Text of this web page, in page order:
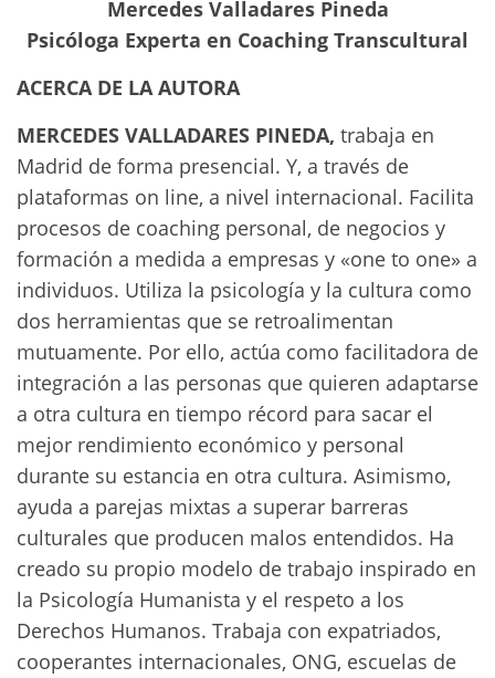
Mercedes Valladares Pineda
Psicóloga Experta en Coaching Transcultural
ACERCA DE LA AUTORA
MERCEDES VALLADARES PINEDA, trabaja en
Madrid de forma presencial. Y, a través de
plataformas on line, a nivel internacional. Facilita
procesos de coaching personal, de negocios y
formación a medida a empresas y «one to one» a
individuos. Utiliza la psicología y la cultura como
dos herramientas que se retroalimentan
mutuamente. Por ello, actúa como facilitadora de
integración a las personas que quieren adaptarse
a otra cultura en tiempo récord para sacar el
mejor rendimiento económico y personal
durante su estancia en otra cultura. Asimismo,
ayuda a parejas mixtas a superar barreras
culturales que producen malos entendidos. Ha
creado su propio modelo de trabajo inspirado en
la Psicología Humanista y el respeto a los
Derechos Humanos. Trabaja con expatriados,
cooperantes internacionales, ONG, escuelas de